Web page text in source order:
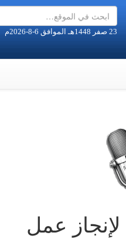
23 صفر 1448هـ الموافق 6-8-2026م
عمل